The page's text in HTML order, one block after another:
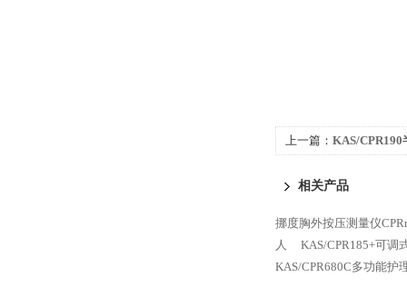
上一篇： KAS/CPR190
相关产品
挪度胸外按压测量仪
人
KAS/CPR185+可调
KAS/CPR680C多功能护